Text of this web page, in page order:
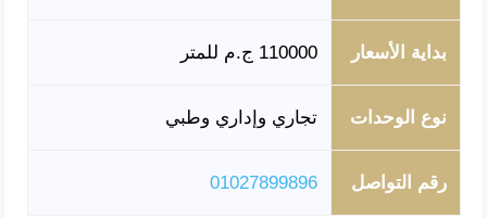
بداية الأسعار 110000 ج.م للمتر
نوع الوحدات تجاري وإداري وطبي
رقم التواصل 01027899896